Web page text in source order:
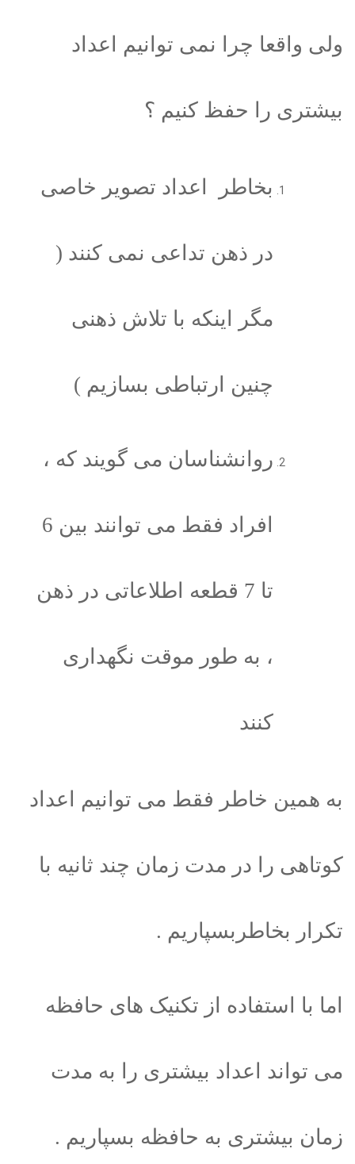
ولی واقعا چرا نمی توانیم اعداد
بیشتری را حفظ کنیم ؟
بخاطر اعداد تصویر خاصی
در ذهن تداعی نمی کنند (
مگر اینکه با تلاش ذهنی
چنین ارتباطی بسازیم )
روانشناسان می گویند که ،
افراد فقط می توانند بین 6
تا 7 قطعه اطلاعاتی در ذهن
، به طور موقت نگهداری
کنند
به همین خاطر فقط می توانیم اعداد
کوتاهی را در مدت زمان چند ثانیه با
تکرار بخاطربسپاریم .
اما با استفاده از تکنیک های حافظه
می تواند اعداد بیشتری را به مدت
زمان بیشتری به حافظه بسپاریم .